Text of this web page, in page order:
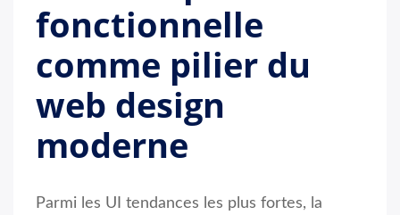
fonctionnelle
comme pilier du
web design
moderne
Parmi les UI tendances les plus fortes, la